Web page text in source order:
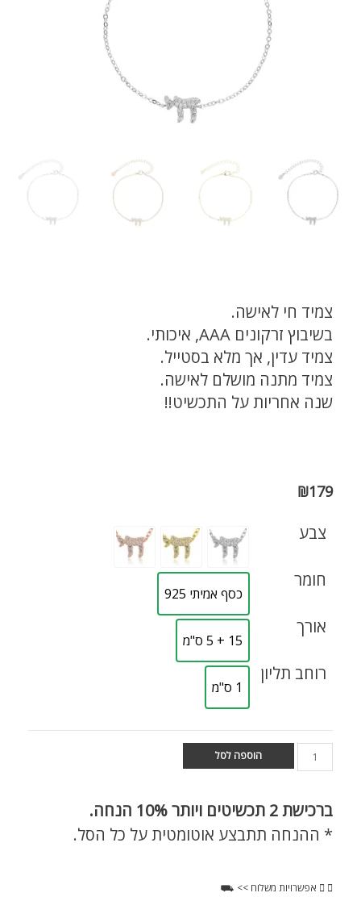
צמיד חי לאישה.
בשיבוץ זרקונים AAA, איכותי.
צמיד עדין, אך מלא בסטייל.
צמיד מתנה מושלם לאישה.
שנה אחריות על התכשיט!!
₪179
צבע
חומר
כסף אמיתי 925
אורך
15 + 5 ס"מ
רוחב תליון
1 ס"מ
הוספה לסל
ברכישת
* ההנחה תתבצע אוטומטית על כל הסל.
אפשרויות משלוח >> ⛟